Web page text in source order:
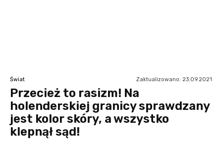
Świat Zaktualizowano: 23.09.2021
Przecież to rasizm! Na
holenderskiej granicy sprawdzany
jest kolor skóry, a wszystko
klepnął sąd!